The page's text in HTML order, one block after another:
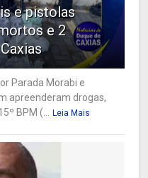
e pistolas
e 2
Parada Morabi e
apreenderam drogas,
BPM (...
Leia Mais